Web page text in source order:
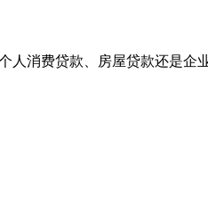
消费贷款、房屋贷款还是企